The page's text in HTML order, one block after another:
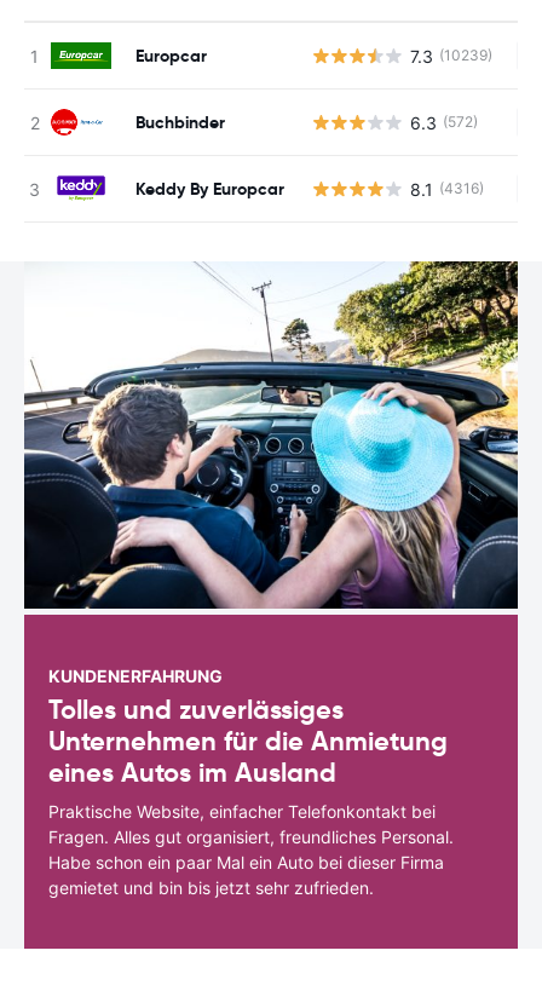
Europcar 7.3 (10239)
Buchbinder 6.3 (572)
Keddy By Europcar 8.1 (4316)
KUNDENERFAHRUNG
Tolles und zuverlässiges
Unternehmen für die Anmietung
eines Autos im Ausland
Praktische Website, einfacher Telefonkontakt bei
Fragen. Alles gut organisiert, freundliches Personal.
Habe schon ein paar Mal ein Auto bei dieser Firma
gemietet und bin bis jetzt sehr zufrieden.